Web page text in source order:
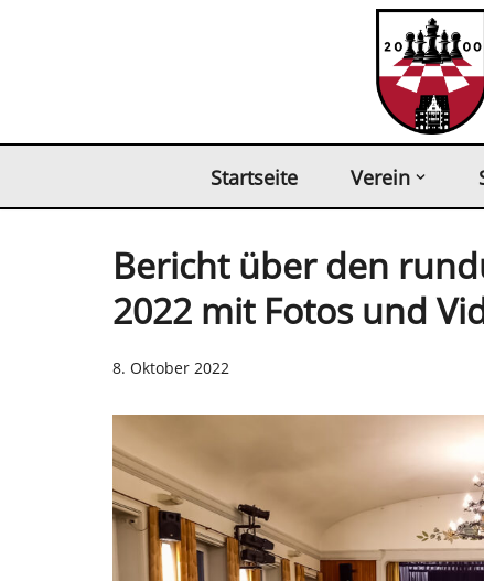
Startseite Verein
Bericht über den
2022 mit Fotos und
8. Oktober 2022